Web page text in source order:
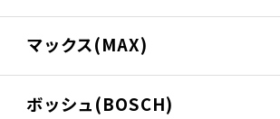
マックス(MAX)
ボッシュ(BOSCH)